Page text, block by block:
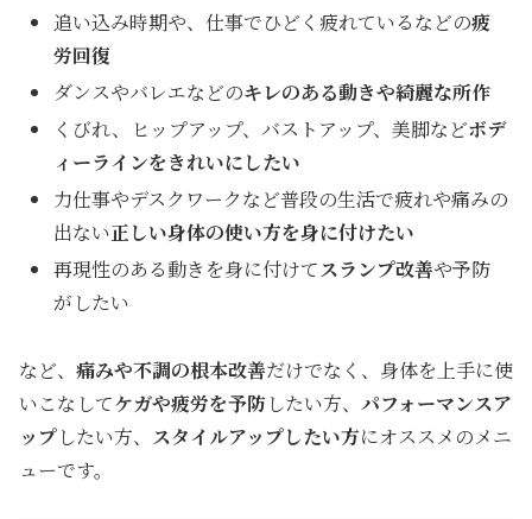
追い込み時期や、仕事でひどく疲れているなどの疲
労回復
ダンスやバレエなどのキレのある動きや綺麗な所作
くびれ、ヒップアップ、バストアップ、美脚などボデ
ィーラインをきれいにしたい
力仕事やデスクワークなど普段の生活で疲れや痛みの
出ない正しい身体の使い方を身に付けたい
再現性のある動きを身に付けてスランプ改善や予防
がしたい
など、 痛みや不調の根本改善だけでなく、身体を上手に使
いこなしてケガや疲労を予防 したい方、 パフォーマンスア
ップしたい方、 スタイルアップしたい方にオススメのメニ
ューです。